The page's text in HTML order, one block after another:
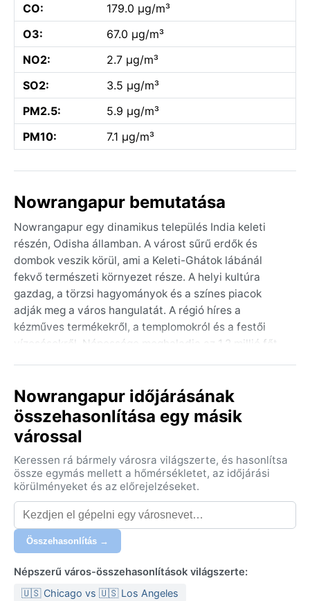
CO:
179.0 µg/m³
O3:
67.0 µg/m³
NO2:
2.7 µg/m³
SO2:
3.5 µg/m³
PM2.5:
5.9 µg/m³
PM10:
7.1 µg/m³
Nowrangapur bemutatása
Nowrangapur egy dinamikus település India keleti
részén, Odisha államban. A várost sűrű erdők és
dombok veszik körül, ami a Keleti-Ghátok lábánál
fekvő természeti környezet része. A helyi kultúra
gazdag, a törzsi hagyományok és a színes piacok
adják meg a város hangulatát. A régió híres a
kézműves termékekről, a templomokról és a festői
vízesésekről. Népessége meghaladja az 1,2 millió főt,
vonzza a természetkedvelő utazókat.
Köppen-besorolása szerint a város éghajlata trópusi
szavanna (Aw). A nyár forró és párás, április-
alig hoz enyhülést. A monszun júniusban érkezik, és
bőséges csapadékot hoz egészen szeptemberig – az
éves csapadékmennyiség meghaladja az 1200
millimétert. A tél enyhe és száraz, december-
januárban 10–25°C között alakul a hőmérséklet, a
reggelek hűvösek lehetnek. A páratartalom egész
évben magas, nyáron különösen fülledt. Utazáskor
Nowrangapur időjárásának
összehasonlítása egy másik
várossal
Keressen rá bármely városra világszerte, és hasonlítsa
össze egymás mellett a hőmérsékletet, az időjárási
körülményeket és az előrejelzéseket.
Összehasonlítás →
Népszerű város-összehasonlítások világszerte:
🇺🇸 Chicago vs 🇺🇸 Los Angeles